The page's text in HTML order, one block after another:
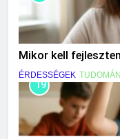
Mikor kell
ÉRDESSÉGEK
19